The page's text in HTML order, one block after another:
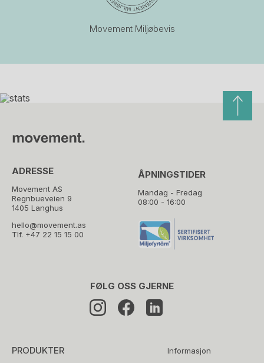
Movement Miljøbevis
ADRESSE
Movement AS
Regnbueveien 9
1405 Langhus
hello@movement.as
Tlf. +47 22 15 15 00
ÅPNINGSTIDER
Mandag - Fredag
08:00 - 16:00
PRODUKTER Informasjon
FØLG OSS GJERNE